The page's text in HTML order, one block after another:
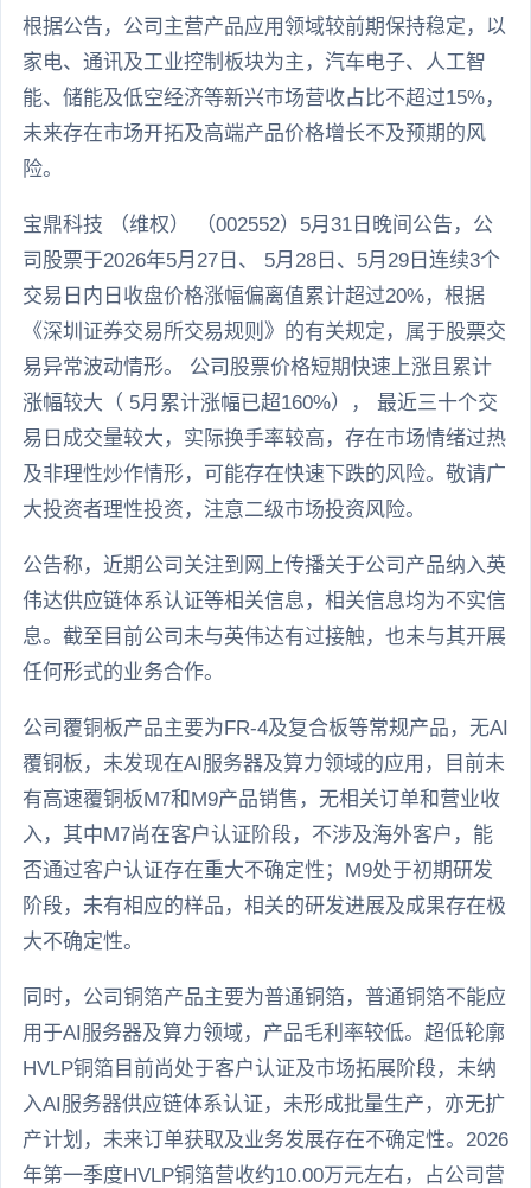
根据公告，公司主营产品应用领域较前期保持稳定，以
家电、通讯及工业控制板块为主，汽车电子、人工智
能、储能及低空经济等新兴市场营收占比不超过15%，
未来存在市场开拓及高端产品价格增长不及预期的风
险。
宝鼎科技 （维权） （002552）5月31日晚间公告，公
司股票于2026年5月27日、 5月28日、5月29日连续3个
交易日内日收盘价格涨幅偏离值累计超过20%，根据
《深圳证券交易所交易规则》的有关规定，属于股票交
易异常波动情形。 公司股票价格短期快速上涨且累计
涨幅较大（ 5月累计涨幅已超160%）， 最近三十个交
易日成交量较大，实际换手率较高，存在市场情绪过热
及非理性炒作情形，可能存在快速下跌的风险。敬请广
大投资者理性投资，注意二级市场投资风险。
公告称，近期公司关注到网上传播关于公司产品纳入英
伟达供应链体系认证等相关信息，相关信息均为不实信
息。截至目前公司未与英伟达有过接触，也未与其开展
任何形式的业务合作。
公司覆铜板产品主要为FR-4及复合板等常规产品，无AI
覆铜板，未发现在AI服务器及算力领域的应用，目前未
有高速覆铜板M7和M9产品销售，无相关订单和营业收
入，其中M7尚在客户认证阶段，不涉及海外客户，能
否通过客户认证存在重大不确定性；M9处于初期研发
阶段，未有相应的样品，相关的研发进展及成果存在极
大不确定性。
同时，公司铜箔产品主要为普通铜箔，普通铜箔不能应
用于AI服务器及算力领域，产品毛利率较低。超低轮廓
HVLP铜箔目前尚处于客户认证及市场拓展阶段，未纳
入AI服务器供应链体系认证，未形成批量生产，亦无扩
产计划，未来订单获取及业务发展存在不确定性。2026
年第一季度HVLP铜箔营收约10.00万元左右，占公司营